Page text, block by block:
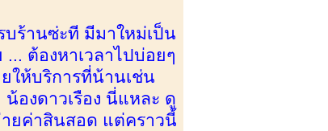
บร้านซ่ะที มีมาใหม่เป็น
ต้องหาเวลาไปบ่อยๆ
ให้บริการที่น้านเช่น
องดาวเรือง นี่แหละ ดู
ยค่าสินสอด แต่คราวนี้